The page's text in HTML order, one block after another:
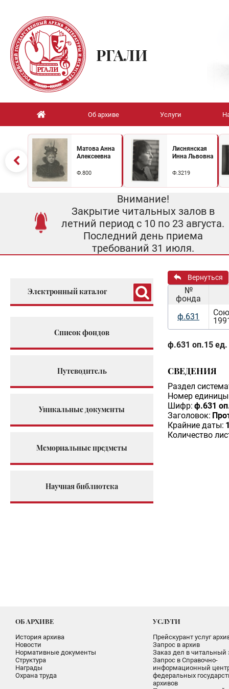
РГАЛИ
Об архиве Услуги
Матова Анна
Алексеевна
Ф.800
Лиснянская
Инна Львовна
Ф.3219
Внимание!
Закрытие читальных залов в
летний период с 10 по 23 августа.
Последний день приема
требований 31 июля.
Электронный каталог
Список фондов
Путеводитель
Уникальные документы
Мемориальные предметы
Научная библиотека
Вернуться
№
фонда
ф.631
ф.631 оп.15 ед.
СВЕДЕНИЯ
Раздел
Номер единицы
Шифр: ф.631
Заголовок:
Крайние даты:
Количество
ОБ АРХИВЕ
История архива
Новости
Нормативные документы
Структура
Награды
Охрана труда
УСЛУГИ
Прейскурант услуг
Запрос в архив
Заказ дел в читальный
Запрос в Справочно-
информационный
федеральных
архивов